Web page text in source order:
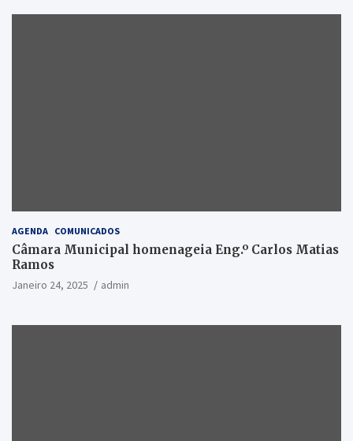
AGENDA COMUNICADOS
Câmara Municipal homenageia Eng.º Carlos Matias
Ramos
Janeiro 24, 2025 admin